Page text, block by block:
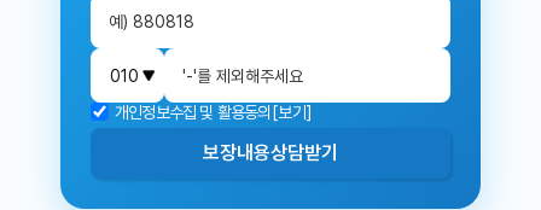
개인정보수집 및 활용동의[보기]
보장내용상담받기